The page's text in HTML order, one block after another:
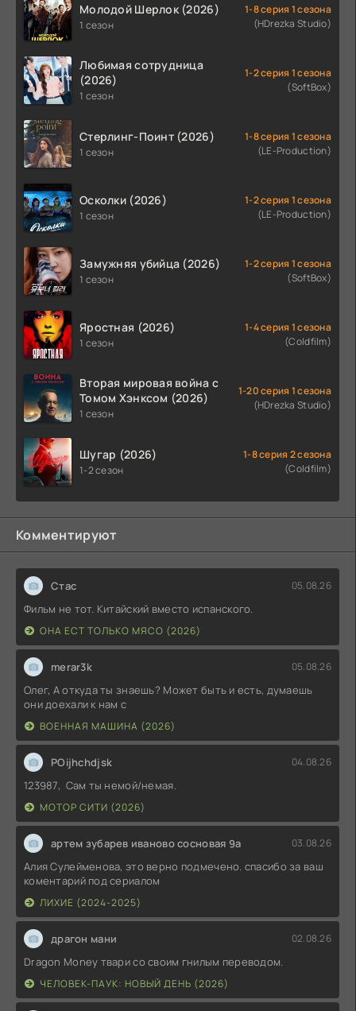
Молодой Шерлок (2026)
1 сезон
1-8 серия 1 сезона
(HDrezka Studio)
Любимая сотрудница
(2026)
1 сезон
1-2 серия 1 сезона
(SoftBox)
Стерлинг-Поинт (2026)
1 сезон
1-8 серия 1 сезона
(LE-Production)
Осколки (2026)
1 сезон
1-2 серия 1 сезона
(LE-Production)
Замужняя убийца (2026)
1 сезон
1-2 серия 1 сезона
(SoftBox)
Яростная (2026)
1 сезон
1-4 серия 1 сезона
(Coldfilm)
Вторая мировая война с
Томом Хэнксом (2026)
1 сезон
1-20 серия 1 сезона
(HDrezka Studio)
Шугар (2026)
1-2 сезон
1-8 серия 2 сезона
(Coldfilm)
Комментируют
Стас 05.08.26
Фильм не тот. Китайский вместо испанского.
ОНА ЕСТ ТОЛЬКО МЯСО (2026)
merar3k 05.08.26
Олег, А откуда ты знаешь? Может быть и есть, думаешь
они доехали к нам с
ВОЕННАЯ МАШИНА (2026)
POijhchdjsk 04.08.26
123987, Сам ты немой/немая.
МОТОР СИТИ (2026)
артем зубарев иваново сосновая 9а 03.08.26
Алия Сулейменова, это верно подмечено. спасибо за ваш
коментарий под сериалом
ЛИХИЕ (2024-2025)
драгон мани 02.08.26
Dragon Money твари со своим гнилым переводом.
ЧЕЛОВЕК-ПАУК: НОВЫЙ ДЕНЬ (2026)